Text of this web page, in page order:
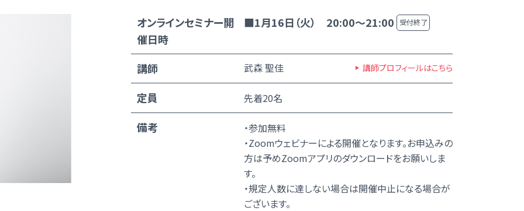
オンラインセミナー開
催日時
■1月16日（火） 20:00～21:00 受付終了
講師 武森 聖佳 講師プロフィールはこちら
定員 先着20名
備考
・参加無料
・Zoomウェビナーによる開催となります。お申込みの
方は予めZoomアプリのダウンロードをお願いしま
す。
・規定人数に達しない場合は開催中止になる場合が
ございます。